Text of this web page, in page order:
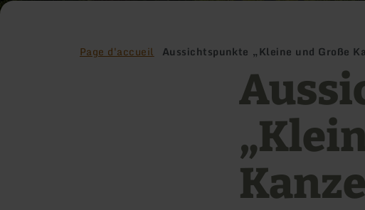
Page d'accueil Aussichtspunkte „Kleine und Große